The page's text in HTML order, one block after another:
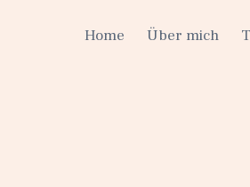
Home Über mich